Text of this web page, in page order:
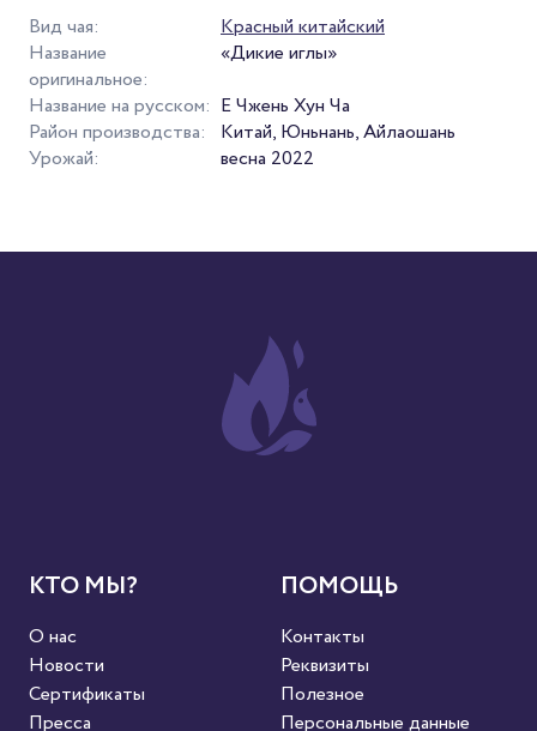
Вид чая:
Красный китайский
Название
оригинальное:
«Дикие иглы»
Название на русском: Е Чжень Хун Ча
Район производства:
Китай, Юньнань, Айлаошань
Урожай:
весна 2022
КТО МЫ?
О нас
Новости
Сертификаты
Пресса
ПОМОЩЬ
Контакты
Реквизиты
Полезное
Персональные данные